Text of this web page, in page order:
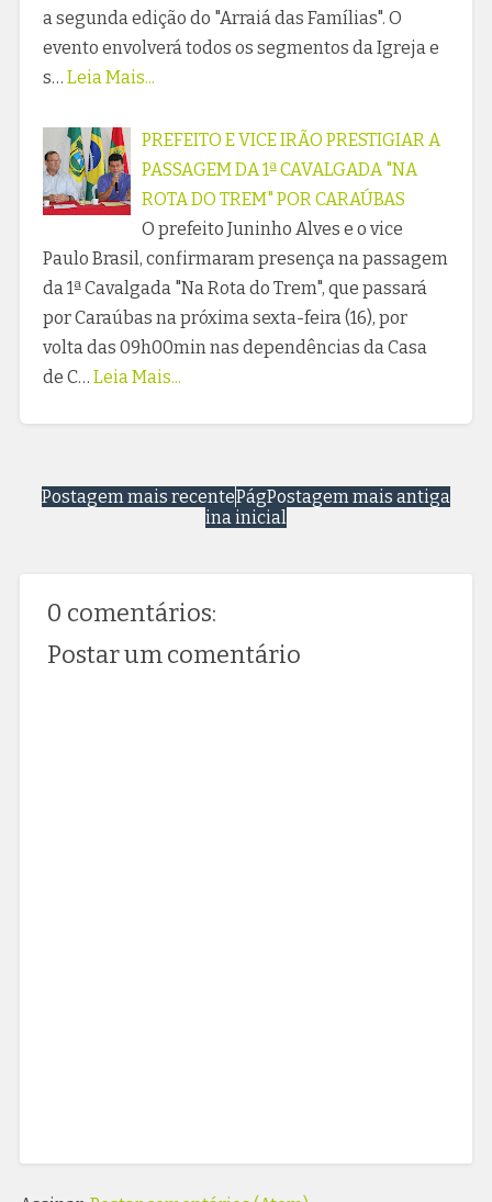
a segunda edição do "Arraiá das Famílias". O
evento envolverá todos os segmentos da Igreja e
s… Leia Mais...
PREFEITO E VICE IRÃO PRESTIGIAR A
PASSAGEM DA 1ª CAVALGADA "NA
ROTA DO TREM" POR CARAÚBAS
O prefeito Juninho Alves e o vice
Paulo Brasil, confirmaram presença na passagem
da 1ª Cavalgada "Na Rota do Trem", que passará
por Caraúbas na próxima sexta-feira (16), por
volta das 09h00min nas dependências da Casa
de C… Leia Mais...
Postagem mais recente Postagem mais antiga
Pág
ina inicial
0 comentários:
Postar um comentário